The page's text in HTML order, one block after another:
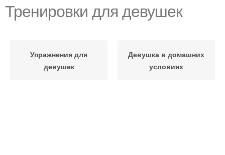
Тренировки для девушек
Упражнения для
девушек
Девушка в домашних
условиях